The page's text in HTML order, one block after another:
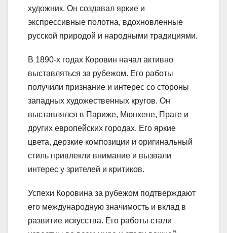
художник. Он создавал яркие и
экспрессивные полотна, вдохновленные
русской природой и народными традициями.
В 1890-х годах Коровин начал активно
выставляться за рубежом. Его работы
получили признание и интерес со стороны
западных художественных кругов. Он
выставлялся в Париже, Мюнхене, Праге и
других европейских городах. Его яркие
цвета, дерзкие композиции и оригинальный
стиль привлекли внимание и вызвали
интерес у зрителей и критиков.
Успехи Коровина за рубежом подтверждают
его международную значимость и вклад в
развитие искусства. Его работы стали